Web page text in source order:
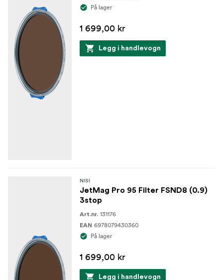
På lager
1 699,00 kr
Legg i handlevogn
NISI
JetMag Pro 95 Filter FSND8 (0.9)
3stop
Art.nr. 131176
EAN 6978079430360
På lager
1 699,00 kr
Legg i handlevogn